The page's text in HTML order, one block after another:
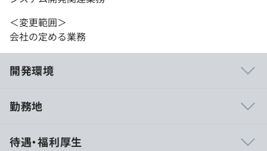
＜変更範囲＞
会社の定める業務
開発環境
をおこなう役割の人／部門があります。
勤務地
待遇・福利厚生